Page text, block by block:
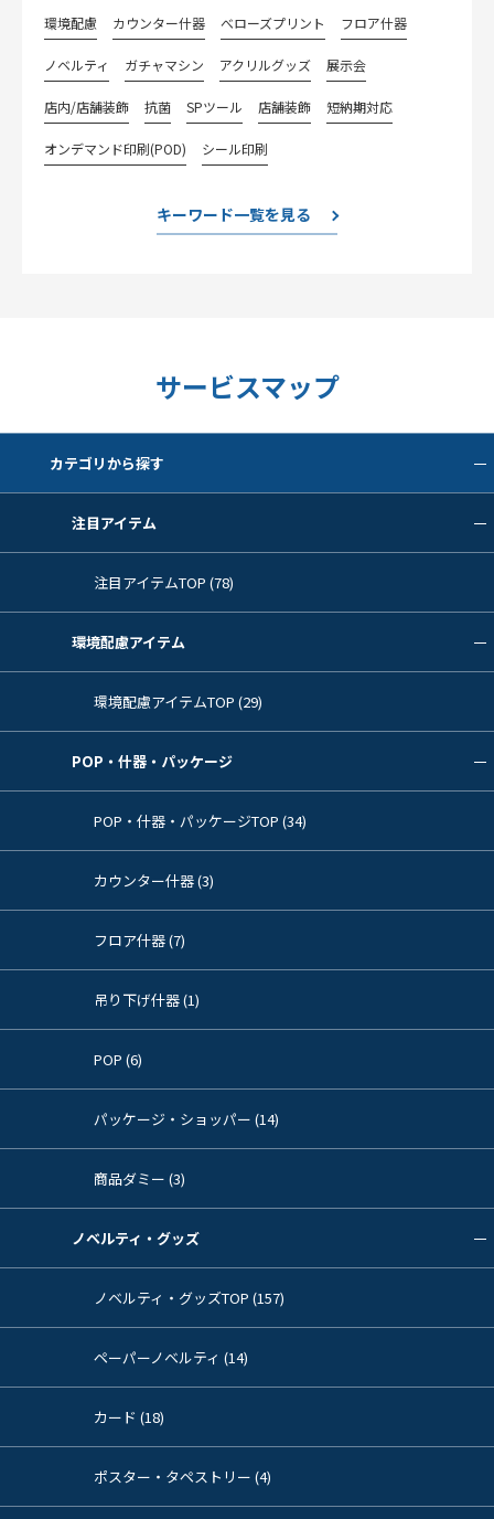
環境配慮 カウンター什器 べローズプリント フロア什器
ノベルティ ガチャマシン アクリルグッズ 展示会
店内/店舗装飾 抗菌 SPツール 店舗装飾 短納期対応
オンデマンド印刷(POD) シール印刷
キーワード一覧を見る
サービスマップ
カテゴリから探す
注目アイテム
注目アイテムTOP (78)
環境配慮アイテム
環境配慮アイテムTOP (29)
POP・什器・パッケージ
POP・什器・パッケージTOP (34)
カウンター什器 (3)
フロア什器 (7)
吊り下げ什器 (1)
POP (6)
パッケージ・ショッパー (14)
商品ダミー (3)
ノベルティ・グッズ
ノベルティ・グッズTOP (157)
ペーパーノベルティ (14)
カード (18)
ポスター・タペストリー (4)